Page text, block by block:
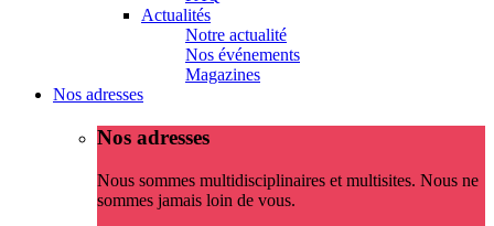
Actualités
Notre actualité
Nos événements
Magazines
Nos adresses
Nos adresses
Nous sommes multidisciplinaires et multisites. Nous ne
sommes jamais loin de vous.